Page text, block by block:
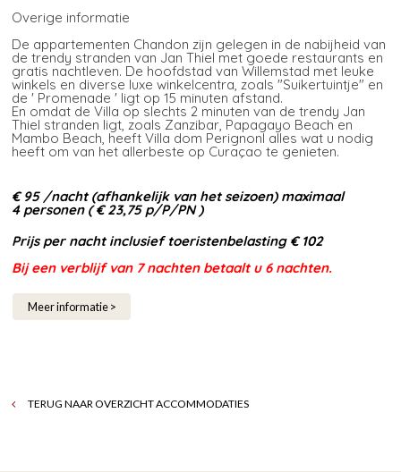
Overige informatie
De appartementen Chandon zijn gelegen in de nabijheid van
de trendy stranden van Jan Thiel met goede restaurants en
gratis nachtleven. De hoofdstad van Willemstad met leuke
winkels en diverse luxe winkelcentra, zoals "Suikertuintje" en
de ' Promenade ' ligt op 15 minuten afstand.
En omdat de Villa op slechts 2 minuten van de trendy Jan
Thiel stranden ligt, zoals Zanzibar, Papagayo Beach en
Mambo Beach, heeft Villa dom Perignonl alles wat u nodig
heeft om van het allerbeste op Curaçao te genieten.
€ 95 /nacht (afhankelijk van het seizoen) maximaal
4 personen (€ 23,75 p/P/PN )
Prijs per nacht inclusief toeristenbelasting € 102
Bij een verblijf van 7 nachten betaalt u 6 nachten.
Meer informatie >
TERUG NAAR OVERZICHT ACCOMMODATIES